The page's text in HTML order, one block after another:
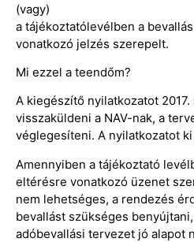
(vagy)
a tájékoztatólevélben a
vonatkozó jelzés szerepelt.
Mi ezzel a teendőm?
A kiegészítő nyilatkozatot
visszaküldeni a NAV-nak, a
véglegesíteni. A nyilatkozatot
Amennyiben a tájékoztató
eltérésre vonatkozó üzenet
nem lehetséges, a rendezés
bevallást szükséges
adóbevallási tervezet jó alapot